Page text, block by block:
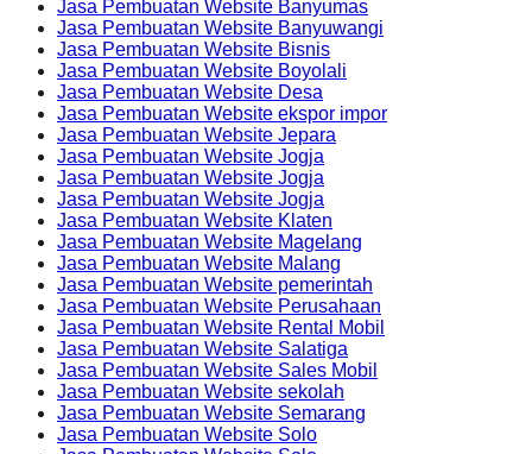
Jasa Pembuatan Website Banyumas
Jasa Pembuatan Website Banyuwangi
Jasa Pembuatan Website Bisnis
Jasa Pembuatan Website Boyolali
Jasa Pembuatan Website Desa
Jasa Pembuatan Website ekspor impor
Jasa Pembuatan Website Jepara
Jasa Pembuatan Website Jogja
Jasa Pembuatan Website Jogja
Jasa Pembuatan Website Jogja
Jasa Pembuatan Website Klaten
Jasa Pembuatan Website Magelang
Jasa Pembuatan Website Malang
Jasa Pembuatan Website pemerintah
Jasa Pembuatan Website Perusahaan
Jasa Pembuatan Website Rental Mobil
Jasa Pembuatan Website Salatiga
Jasa Pembuatan Website Sales Mobil
Jasa Pembuatan Website sekolah
Jasa Pembuatan Website Semarang
Jasa Pembuatan Website Solo